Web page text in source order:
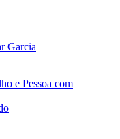
Garcia
e Pessoa com